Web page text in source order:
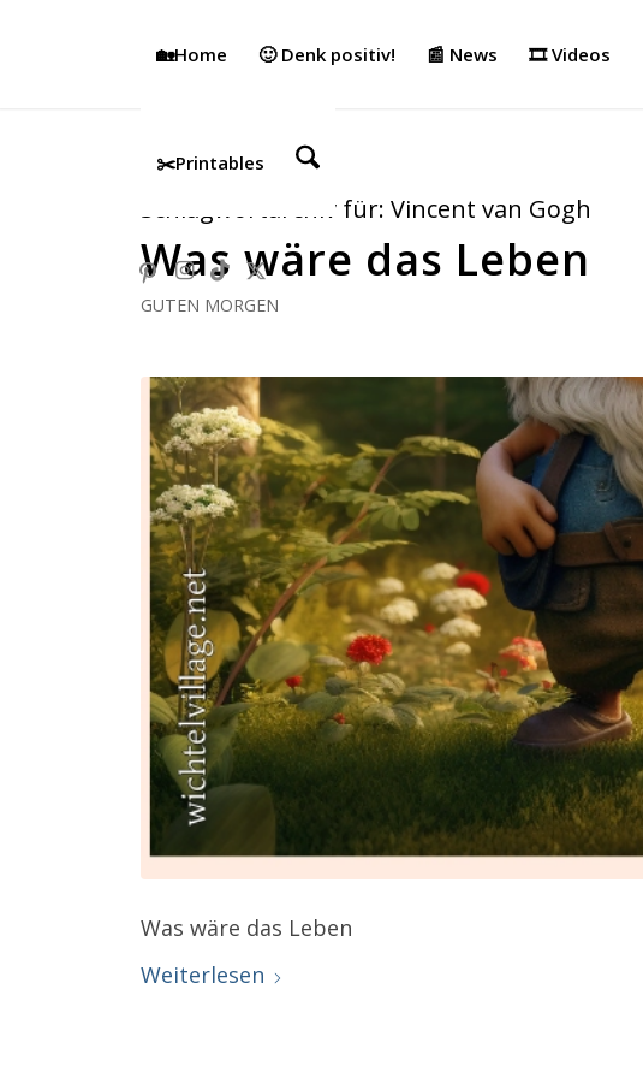
🏡Home 🙂 Denk positiv! 📰 News 🎞️ Videos
✂️Printables
Schlagwortarchiv für:Vincent van Gogh
Was wäre das Leben
GUTEN MORGEN
Was wäre das Leben
Weiterlesen